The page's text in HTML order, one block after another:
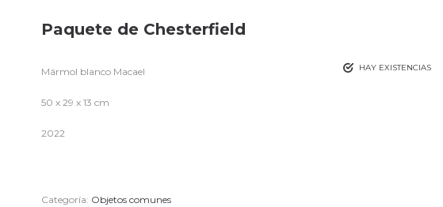
Paquete de Chesterfield
HAY EXISTENCIAS
Mármol blanco Macael
50 x 29 x 13 cm
2022
Categoría: Objetos comunes